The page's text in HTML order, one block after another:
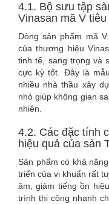
4.1. Bộ sưu tập
Vinasan mã V
Dòng sản phẩm mã
của thương hiệu
tinh tế, sang trọng và
cực kỳ tốt. Đây là
nhiều nhà thầu xây
nhỏ giúp không gian
nhiên.
4.2. Các đặc tính
hiệu quả của sàn
Sản phẩm có khả
triển của vi khuẩn rất
âm, giảm tiếng ồn
trình thi công nhanh